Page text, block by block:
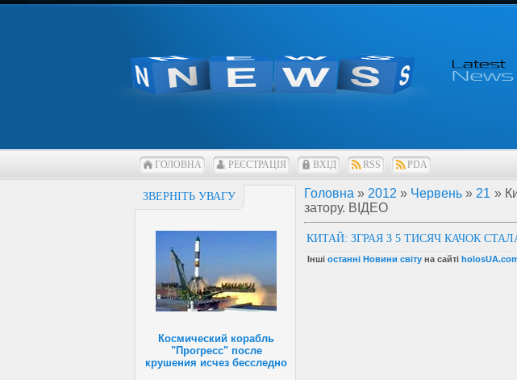
ГОЛОВНА РЕЄСТРАЦІЯ ВХІД RSS PDA
ЗВЕРНІТЬ УВАГУ
Космический корабль
"Прогресс" после
крушения исчез бесследно
Головна » 2012 » Червень » 21 »
затору. ВІДЕО
КИТАЙ: ЗГРАЯ З 5 ТИСЯЧ КАЧОК
Інші останні Новини світу на сайті